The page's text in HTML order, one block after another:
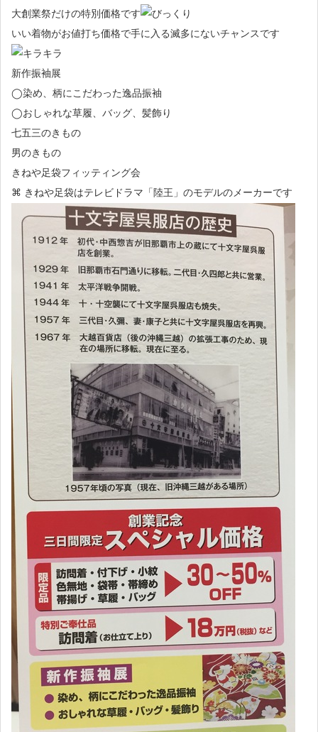
大創業祭だけの特別価格です
いい着物がお値打ち価格で手に入る滅多にないチャンスです
新作振袖展
◯染め、柄にこだわった逸品振袖
◯おしゃれな草履、バッグ、髪飾り
七五三のきもの
男のきもの
きねや足袋フィッティング会
⌘ きねや足袋はテレビドラマ「陸王」のモデルのメーカーです